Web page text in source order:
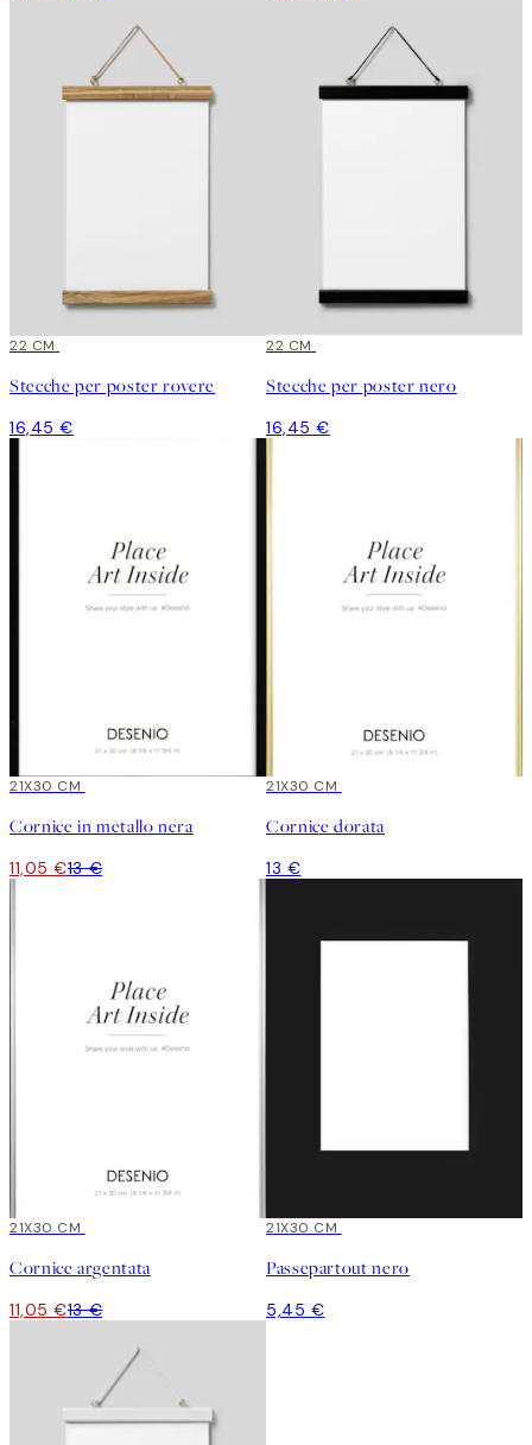
22 CM
Stecche per poster rovere
16,45 €
22 CM
Stecche per poster nero
16,45 €
15%*
21X30 CM
Cornice in metallo nera
11,05 €13 €
21X30 CM
Cornice dorata
13 €
15%*
21X30 CM
Cornice argentata
11,05 €13 €
21X30 CM
Passepartout nero
5,45 €